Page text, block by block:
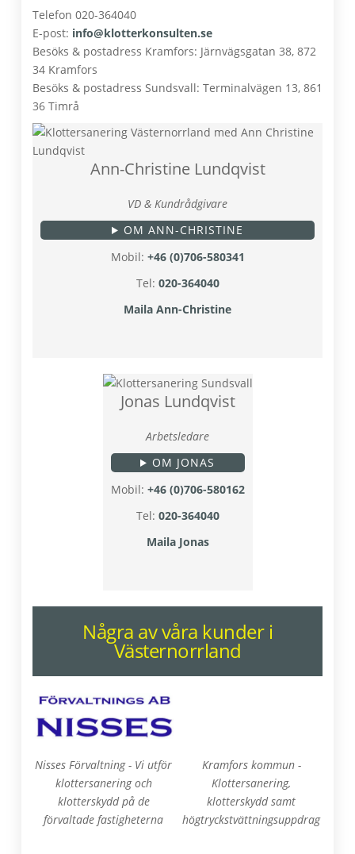
Telefon 020-364040
E-post: info@klotterkonsulten.se
Besöks & postadress Kramfors: Järnvägsgatan 38, 872
34 Kramfors
Besöks & postadress Sundsvall: Terminalvägen 13, 861
36 Timrå
Ann-Christine Lundqvist
VD & Kundrådgivare
OM ANN-CHRISTINE
Mobil: +46 (0)706-580341
Tel: 020-364040
Maila Ann-Christine
Jonas Lundqvist
Arbetsledare
OM JONAS
Mobil: +46 (0)706-580162
Tel: 020-364040
Maila Jonas
Några av våra kunder i
Västernorrland
Nisses Förvaltning - Vi utför
klottersanering och
klotterskydd på de
förvaltade fastigheterna
Kramfors kommun -
Klottersanering,
klotterskydd samt
högtryckstvättningsuppdrag